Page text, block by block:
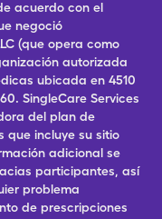
acuerdo con el
negoció
(que opera como
autorizada
ubicada en 4510
SingleCare Services
del plan de
que incluye su sitio
adicional se
participantes, así
problema
de prescripciones